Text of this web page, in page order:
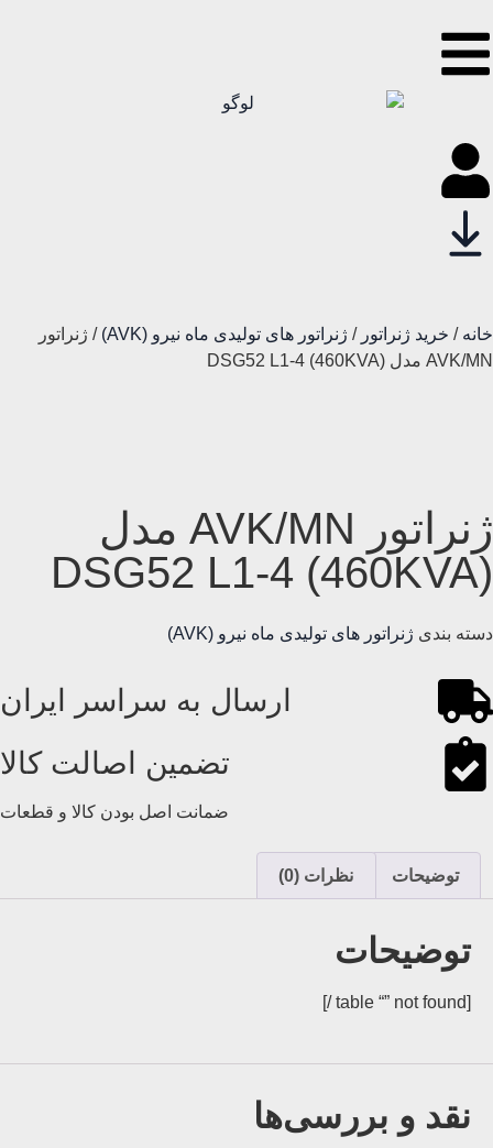
خانه / خرید ژنراتور / ژنراتور های تولیدی ماه نیرو (AVK)
/ ژنراتور
AVK/MN مدل (460KVA) DSG52 L1-4
ژنراتور AVK/MN مدل
(460KVA) DSG52 L1-4
دسته بندی ژنراتور های تولیدی ماه نیرو (AVK)
ارسال به سراسر ایران
تضمین اصالت کالا
ضمانت اصل بودن کالا و قطعات
توضیحات نظرات (0)
توضیحات
[table “” not found /]
نقد و بررسی‌ها